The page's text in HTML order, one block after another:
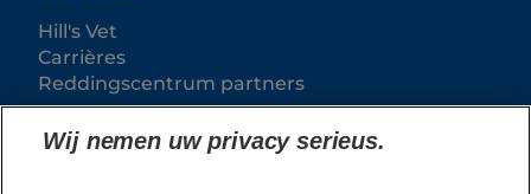
Hill's Vet
Carrières
Reddingscentrum partners
Wij nemen uw privacy serieus.